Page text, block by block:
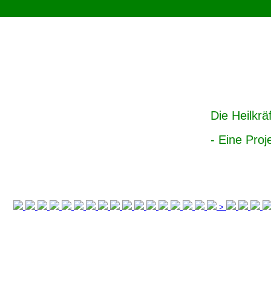
Die
- Eine